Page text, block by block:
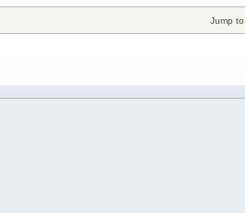
Jump to: